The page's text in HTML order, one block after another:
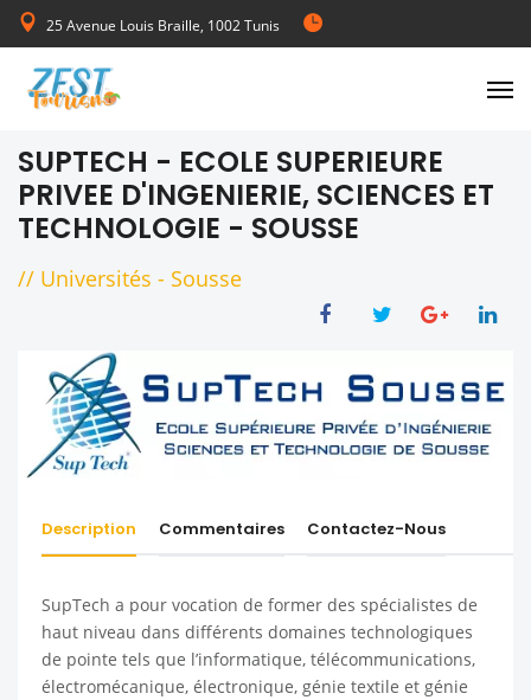
25 Avenue Louis Braille, 1002 Tunis
de Lundi au Vendredi 08:00-17:00
SUPTECH - ECOLE SUPERIEURE
PRIVEE D'INGENIERIE, SCIENCES ET
TECHNOLOGIE - SOUSSE
// Universités - Sousse
Description Commentaires Contactez-Nous
SupTech a pour vocation de former des spécialistes de
haut niveau dans différents domaines technologiques
de pointe tels que l’informatique, télécommunications,
électromécanique, électronique, génie textile et génie